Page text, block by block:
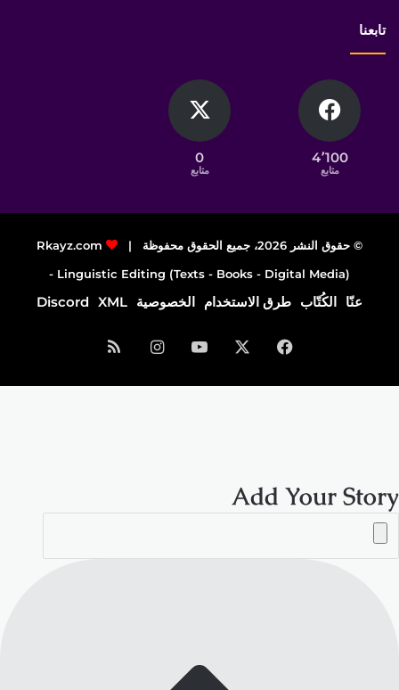
تابعنا
4٬100
متابع
0
متابع
© حقوق النشر 2026، جميع الحقوق محفوظة |
Rkayz.com
Linguistic Editing (Texts - Books - Digital Media) -
عنّا الكُتّاب طرق الاستخدام الخصوصية XML
Discord
فيسبوك ‫YouTubeانستقرامملخص
الموقع
Add Your Story